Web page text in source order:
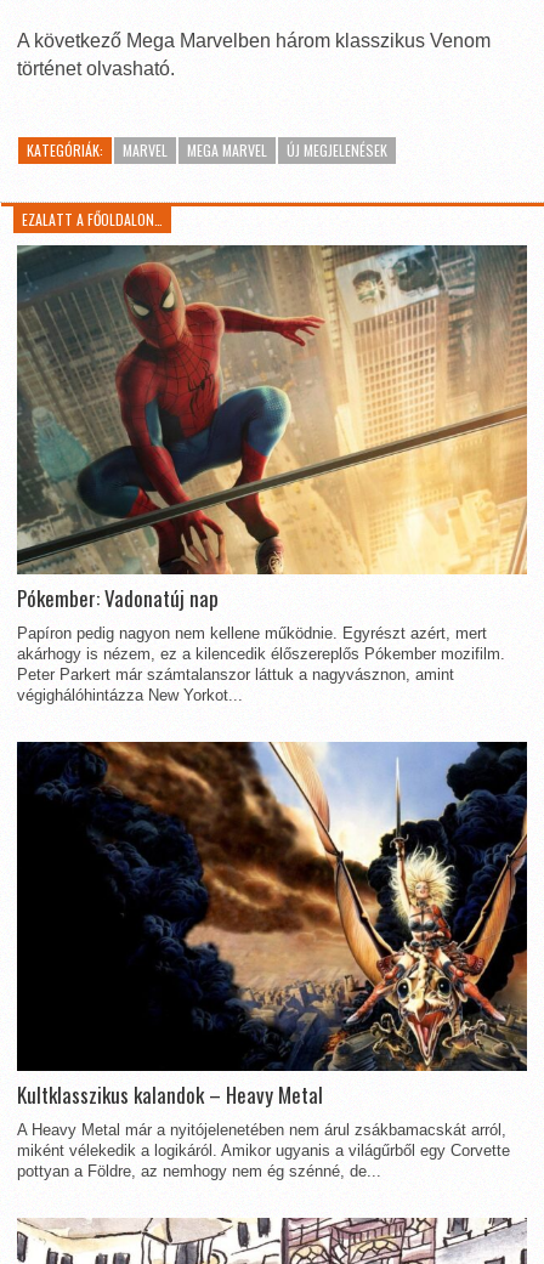
A következő Mega Marvelben három klasszikus Venom
történet olvasható.
KATEGÓRIÁK: MARVEL MEGA MARVEL ÚJ MEGJELENÉSEK
EZALATT A FŐOLDALON…
Pókember: Vadonatúj nap
Papíron pedig nagyon nem kellene működnie. Egyrészt azért, mert
akárhogy is nézem, ez a kilencedik élőszereplős Pókember mozifilm.
Peter Parkert már számtalanszor láttuk a nagyvásznon, amint
végighálóhintázza New Yorkot...
Kultklasszikus kalandok – Heavy Metal
A Heavy Metal már a nyitójelenetében nem árul zsákbamacskát arról,
miként vélekedik a logikáról. Amikor ugyanis a világűrből egy Corvette
pottyan a Földre, az nemhogy nem ég szénné, de...